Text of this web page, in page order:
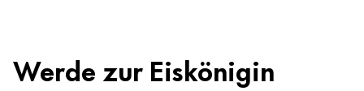
Werde zur Eiskönigin